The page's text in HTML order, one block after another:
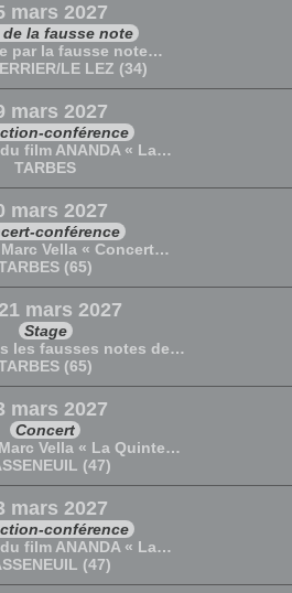
mars 2027
de la fausse note
par la fausse note…
LE LEZ (34)
mars 2027
conférence
film ANANDA « La…
TARBES
mars 2027
conférence
Vella « Concert…
(65)
mars 2027
Stage
les fausses notes de…
(65)
mars 2027
Concert
Vella « La Quinte…
(47)
mars 2027
conférence
film ANANDA « La…
(47)